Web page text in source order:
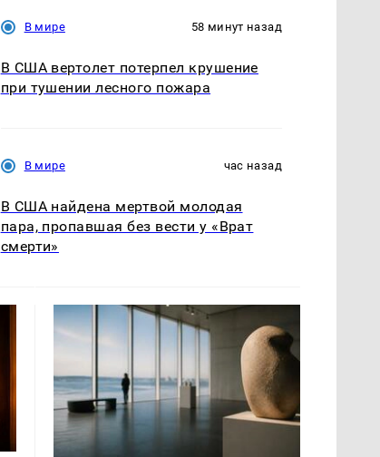
В мире 58 минут назад
В США вертолет потерпел крушение
при тушении лесного пожара
В мире час назад
В США найдена мертвой молодая
пара, пропавшая без вести у «Врат
смерти»